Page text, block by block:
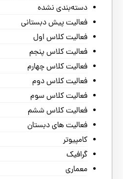
دسته‌بندی نشده
فعالیت پیش دبستانی
فعالیت کلاس اول
فعالیت کلاس پنجم
فعالیت کلاس چهارم
فعالیت کلاس دوم
فعالیت کلاس سوم
فعالیت کلاس ششم
فعالیت های دبستان
کامپیوتر
گرافیک
معماری